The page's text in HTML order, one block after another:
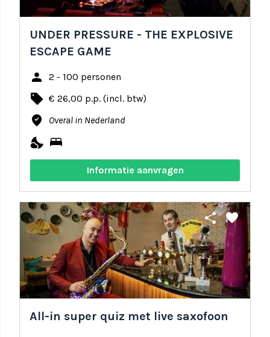
UNDER PRESSURE - THE EXPLOSIVE
ESCAPE GAME
person 2 - 100 personen
local_offer € 26,00 p.p. (incl. btw)
where_to_vote Overal in Nederland
nights_stay bed
Informatie aanvragen
share favorite
All-in super quiz met live saxofoon